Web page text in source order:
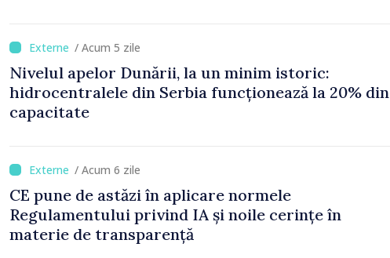
/ Acum 5 zile
Nivelul apelor Dunării, la un minim istoric:
hidrocentralele din Serbia funcționează la 20% din
capacitate
/ Acum 6 zile
CE pune de astăzi în aplicare normele
Regulamentului privind IA și noile cerințe în
materie de transparență